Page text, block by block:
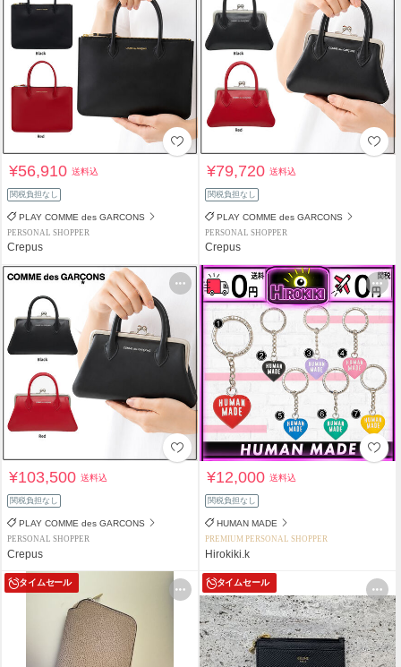
¥56,910送料込
関税負担なし
PLAY COMME des GARCONS
PERSONAL SHOPPER
Crepus
¥79,720送料込
関税負担なし
PLAY COMME des GARCONS
PERSONAL SHOPPER
Crepus
¥103,500送料込
関税負担なし
PLAY COMME des GARCONS
PERSONAL SHOPPER
Crepus
¥12,000送料込
関税負担なし
HUMAN MADE
PREMIUM PERSONAL SHOPPER
Hirokiki.k
タイムセール タイムセール